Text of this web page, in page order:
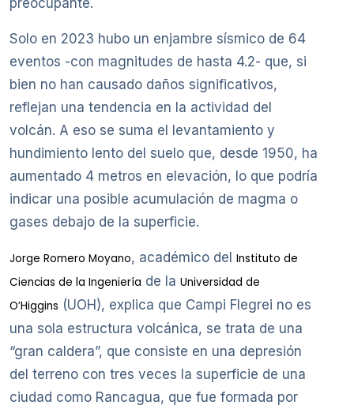
Solo en 2023 hubo un enjambre sísmico de 64
eventos -con magnitudes de hasta 4.2- que, si
bien no han causado daños significativos,
reflejan una tendencia en la actividad del
volcán. A eso se suma el levantamiento y
hundimiento lento del suelo que, desde 1950, ha
aumentado 4 metros en elevación, lo que podría
indicar una posible acumulación de magma o
gases debajo de la superficie.
Jorge Romero Moyano, académico del Instituto de
Ciencias de la Ingeniería de la Universidad de
O’Higgins (UOH), explica que Campi Flegrei no es
una sola estructura volcánica, se trata de una
“gran caldera”, que consiste en una depresión
del terreno con tres veces la superficie de una
ciudad como Rancagua, que fue formada por